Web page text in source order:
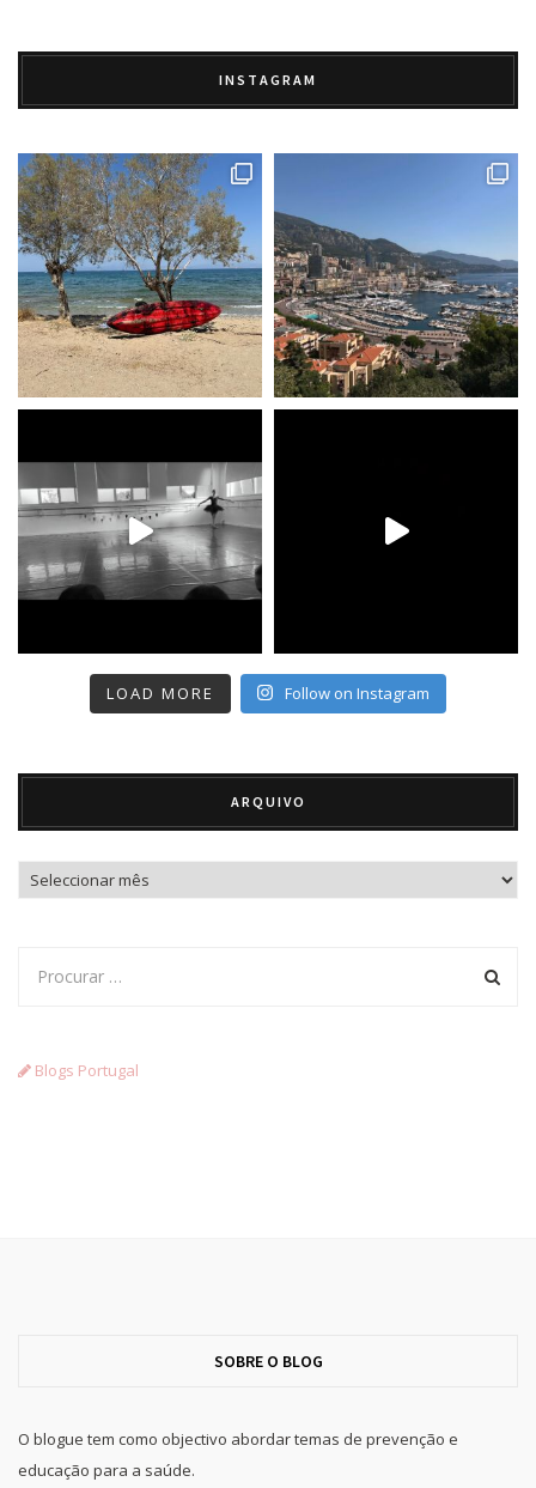
INSTAGRAM
LOAD MORE Follow on Instagram
ARQUIVO
Arquivo
Blogs Portugal
SOBRE O BLOG
O blogue tem como objectivo abordar temas de prevenção e
educação para a saúde.